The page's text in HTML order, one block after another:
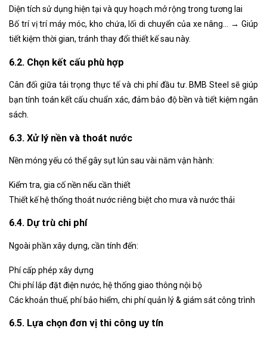
Diện tích sử dụng hiện tại và quy hoạch mở rộng trong tương lai
Bố trí vị trí máy móc, kho chứa, lối di chuyển của xe nâng… → Giúp
tiết kiệm thời gian, tránh thay đổi thiết kế sau này.
6.2. Chọn kết cấu phù hợp
Cân đối giữa tải trọng thực tế và chi phí đầu tư. BMB Steel sẽ giúp
bạn tính toán kết cấu chuẩn xác, đảm bảo độ bền và tiết kiệm ngân
sách.
6.3. Xử lý nền và thoát nước
Nền móng yếu có thể gây sụt lún sau vài năm vận hành:
Kiểm tra, gia cố nền nếu cần thiết
Thiết kế hệ thống thoát nước riêng biệt cho mưa và nước thải
6.4. Dự trù chi phí
Ngoài phần xây dựng, cần tính đến:
Phí cấp phép xây dựng
Chi phí lắp đặt điện nước, hệ thống giao thông nội bộ
Các khoản thuế, phí bảo hiểm, chi phí quản lý & giám sát công trình
6.5. Lựa chọn đơn vị thi công uy tín